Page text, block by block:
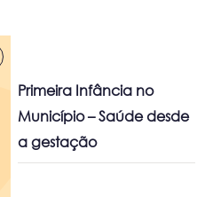
Primeira Infância no
Município – Saúde desde
a gestação